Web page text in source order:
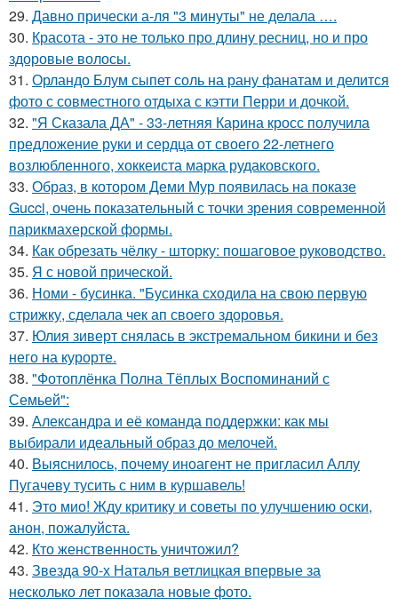
29. Давно прически а-ля "3 минуты" не делала ….
30. Красота - это не только про длину ресниц, но и про
здоровые волосы.
31. Орландо Блум сыпет соль на рану фанатам и делится
фото с совместного отдыха с кэтти Перри и дочкой.
32. "Я Сказала ДА" - 33-летняя Карина кросс получила
предложение руки и сердца от своего 22-летнего
возлюбленного, хоккеиста марка рудаковского.
33. Образ, в котором Деми Мур появилась на показе
Gucci, очень показательный с точки зрения современной
парикмахерской формы.
34. Как обрезать чёлку - шторку: пошаговое руководство.
35. Я с новой прической.
36. Номи - бусинка. "Бусинка сходила на свою первую
стрижку, сделала чек ап своего здоровья.
37. Юлия зиверт снялась в экстремальном бикини и без
него на курорте.
38. "Фотоплёнка Полна Тёплых Воспоминаний с
Семьей":
39. Александра и её команда поддержки: как мы
выбирали идеальный образ до мелочей.
40. Выяснилось, почему иноагент не пригласил Аллу
Пугачеву тусить с ним в куршавель!
41. Это мио! Жду критику и советы по улучшению оски,
анон, пожалуйста.
42. Кто женственность уничтожил?
43. Звезда 90-х Наталья ветлицкая впервые за
несколько лет показала новые фото.